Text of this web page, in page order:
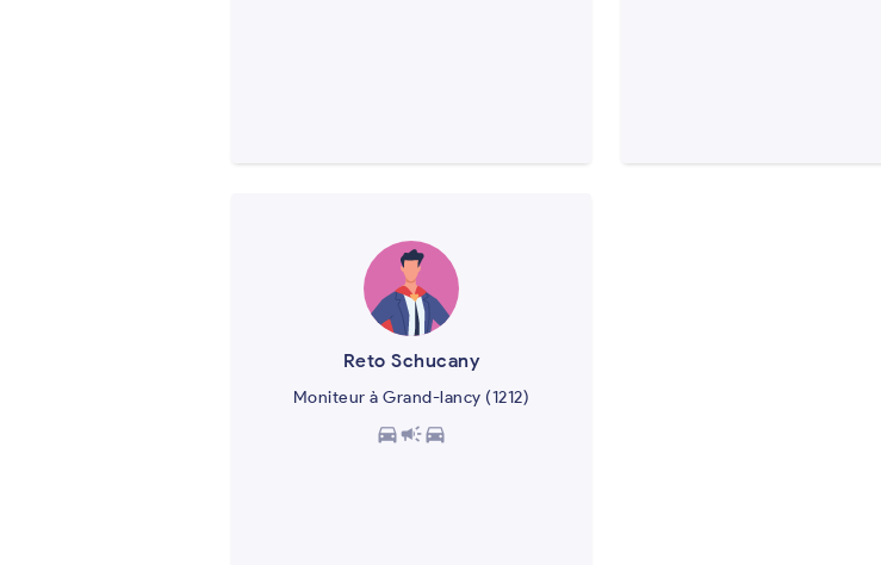
Reto Schucany
Moniteur à Grand-lancy (1212)
directions_carcampaigndirections_car